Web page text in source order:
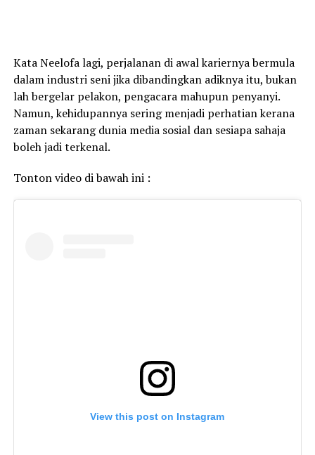
Kata Neelofa lagi, perjalanan di awal kariernya bermula
dalam industri seni jika dibandingkan adiknya itu, bukan
lah bergelar pelakon, pengacara mahupun penyanyi.
Namun, kehidupannya sering menjadi perhatian kerana
zaman sekarang dunia media sosial dan sesiapa sahaja
boleh jadi terkenal.
Tonton video di bawah ini :
View this post on Instagram